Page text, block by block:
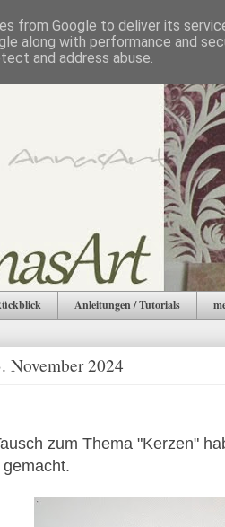
Anleitungen / Tutorials
November 2024
zum Thema "Kerzen"
from Google to deliver its
along with performance and
and address abuse.